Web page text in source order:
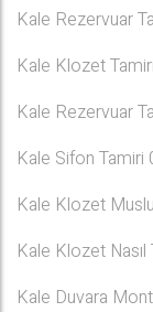
Kale Rezervuar
Kale Klozet
Kale Rezervuar
Kale Sifon
Kale Klozet
Kale Klozet Nasıl
Kale Duvara